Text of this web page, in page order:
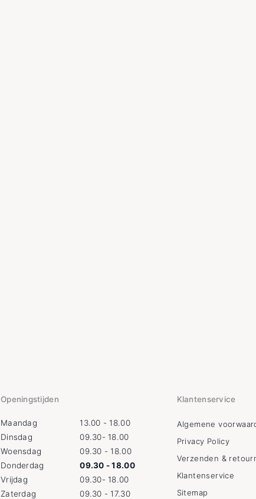
Openingstijden
Maandag
13.00 - 18.00
Dinsdag
09.30- 18.00
Woensdag
09.30 - 18.00
Donderdag
09.30 - 18.00
Vrijdag
09.30- 18.00
Zaterdag
09.30 - 17.30
Klantenservice
Algemene
Privacy Policy
Verzenden &
Klantenservice
Sitemap